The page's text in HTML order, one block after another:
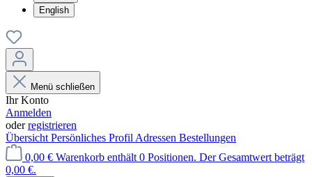
English
Menü schließen
Ihr Konto
Anmelden
oderregistrieren
Übersicht Persönliches Profil Adressen Bestellungen
0,00 € Warenkorb enthält 0 Positionen. Der Gesamtwert beträgt
0,00 €.